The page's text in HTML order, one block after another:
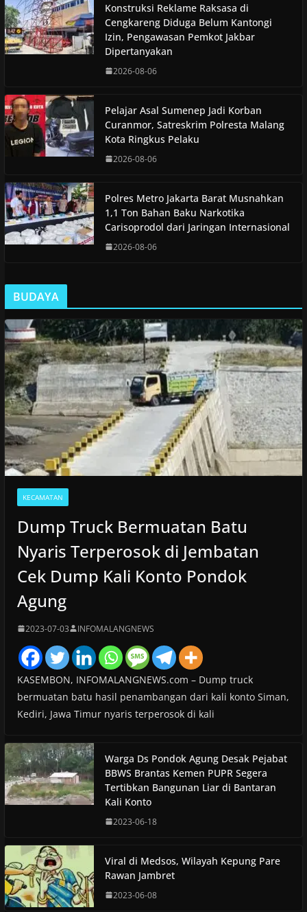
Konstruksi Reklame Raksasa di
Cengkareng Diduga Belum Kantongi
Izin, Pengawasan Pemkot Jakbar
Dipertanyakan
2026-08-06
Pelajar Asal Sumenep Jadi Korban
Curanmor, Satreskrim Polresta Malang
Kota Ringkus Pelaku
2026-08-06
Polres Metro Jakarta Barat Musnahkan
1,1 Ton Bahan Baku Narkotika
Carisoprodol dari Jaringan Internasional
2026-08-06
BUDAYA
KECAMATAN
Dump Truck Bermuatan Batu
Nyaris Terperosok di Jembatan
Cek Dump Kali Konto Pondok
Agung
2023-07-03 INFOMALANGNEWS
KASEMBON, INFOMALANGNEWS.com – Dump truck
bermuatan batu hasil penambangan dari kali konto Siman,
Kediri, Jawa Timur nyaris terperosok di kali
Warga Ds Pondok Agung Desak Pejabat
BBWS Brantas Kemen PUPR Segera
Tertibkan Bangunan Liar di Bantaran
Kali Konto
2023-06-18
Viral di Medsos, Wilayah Kepung Pare
Rawan Jambret
2023-06-08